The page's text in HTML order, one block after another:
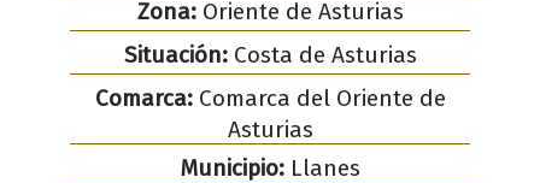
Zona:Oriente de Asturias
Situación:Costa de Asturias
Comarca:Comarca del Oriente de
Asturias
Municipio: Llanes